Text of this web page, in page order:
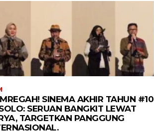
SINEMA AKHIR TAHUN #10
SERUAN BANGKIT LEWAT
TARGETKAN PANGGUNG